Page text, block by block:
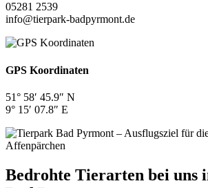
05281 2539
info@tierpark-badpyrmont.de
GPS Koordinaten
51° 58′ 45.9″ N
9° 15′ 07.8″ E
Bedrohte Tierarten bei uns